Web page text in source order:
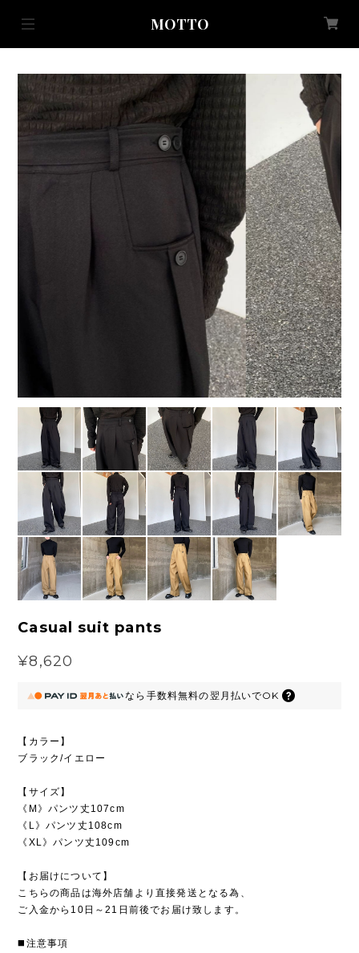
MOTTO
Casual suit pants
¥8,620
なら 手数料無料の翌月払いでOK
【カラー】
ブラック/イエロー
【サイズ】
《M》パンツ丈107cm
《L》パンツ丈108cm
《XL》パンツ丈109cm
【お届けについて】
こちらの商品は海外店舗より直接発送となる為、
ご入金から10日～21日前後でお届け致します。
◼️注意事項